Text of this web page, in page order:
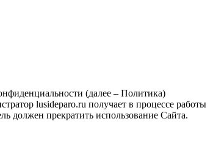
(далее – Политика)
lusideparo.ru получает в процессе работы
должен прекратить использование Сайта.